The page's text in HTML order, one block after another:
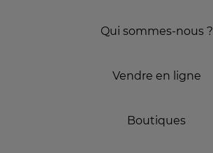
Qui sommes-nous ?
Vendre en ligne
Boutiques